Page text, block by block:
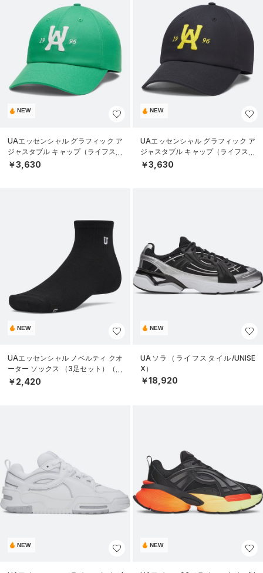
NEW
UAエッセンシャル グラフィック ア
ジャスタブル キャップ（ライフスタ
イル/UNISEX）
￥3,630
NEW
UAエッセンシャル グラフィック ア
ジャスタブル キャップ（ライフスタ
イル/UNISEX）
￥3,630
NEW
UAエッセンシャル ノベルティ クオ
ーター ソックス （3足セット）（ラ
イフスタイル/UNISEX）
￥2,420
NEW
UAソラ（ライフスタイル/UNISE
X）
￥18,920
NEW NEW